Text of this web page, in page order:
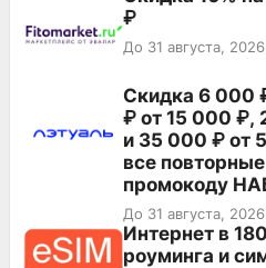
₽
До 31 августа, 2026
Скидка 6 000
₽ от 15 000 ₽,
и 35 000 ₽ от
все
промокоду
До 31 августа, 2026
Интернет в
роуминга и